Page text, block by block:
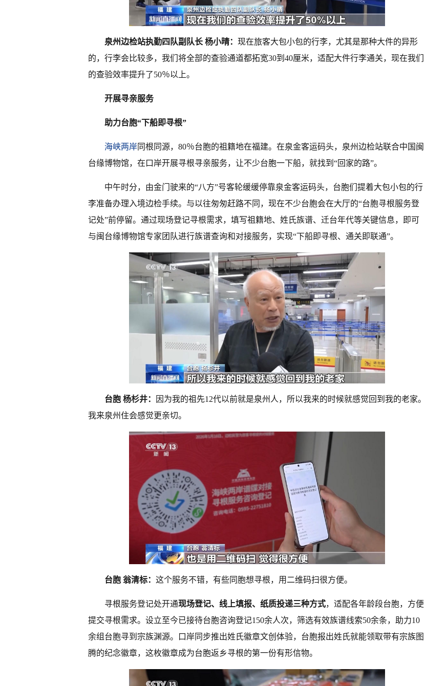
泉州边检站执勤四队副队长 杨小晴： 现在旅客大包小包的行李，尤其是那种大件的异形
的，行李会比较多，我们将全部的查验通道都拓宽30到40厘米，适配大件行李通关，现在我们
的查验效率提升了50％以上。
开展寻亲服务
助力台胞“下船即寻根”
海峡两岸同根同源，80％台胞的祖籍地在福建。在泉金客运码头，泉州边检站联合中国闽
台缘博物馆，在口岸开展寻根寻亲服务，让不少台胞一下船，就找到“回家的路”。
中午时分，由金门驶来的“八方”号客轮缓缓停靠泉金客运码头，台胞们提着大包小包的行
李准备办理入境边检手续。与以往匆匆赶路不同，现在不少台胞会在大厅的“台胞寻根服务登
记处”前停留。通过现场登记寻根需求，填写祖籍地、姓氏族谱、迁台年代等关键信息，即可
与闽台缘博物馆专家团队进行族谱查询和对接服务，实现“下船即寻根、通关即联通”。
台胞 杨杉井：
因为我的祖先12代以前就是泉州人，所以我来的时候就感觉回到我的老家。
我来泉州住会感觉更亲切。
台胞 翁清标： 这个服务不错，有些同胞想寻根，用二维码扫很方便。
寻根服务登记处开通现场登记、线上填报、纸质投递三种方式，适配各年龄段台胞，方便
提交寻根需求。设立至今已接待台胞咨询登记150余人次，筛选有效族谱线索50余条，助力10
余组台胞寻到宗族渊源。口岸同步推出姓氏徽章文创体验，台胞报出姓氏就能领取带有宗族图
腾的纪念徽章，这枚徽章成为台胞返乡寻根的第一份有形信物。